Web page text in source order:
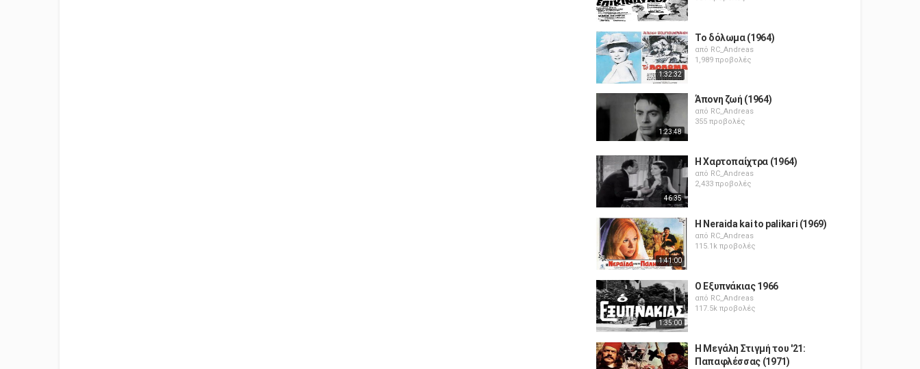
1:32:32
Το δόλωμα (1964)
από RC_Andreas
1,989 προβολές
1:23:48
Άπονη ζωή (1964)
από RC_Andreas
355 προβολές
46:35
Η Χαρτοπαίχτρα (1964)
από RC_Andreas
2,433 προβολές
1:41:00
H Neraida kai to palikari (1969)
από RC_Andreas
115.1k προβολές
1:35:00
Ο Εξυπνάκιας 1966
από RC_Andreas
117.5k προβολές
Η Μεγάλη Στιγμή του '21:
Παπαφλέσσας (1971)